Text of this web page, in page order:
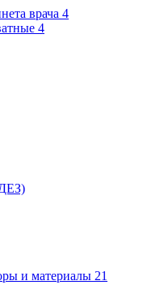
врача 4
4
и материалы 21